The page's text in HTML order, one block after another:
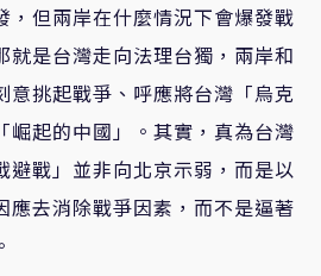
，但兩岸在什麼情況下會爆發戰
就是台灣走向法理台獨，兩岸和
意挑起戰爭、呼應將台灣「烏克
崛起的中國」。其實，真為台灣
避戰」並非向北京示弱，而是以
應去消除戰爭因素，而不是逼著